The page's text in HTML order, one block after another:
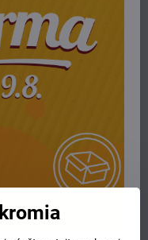
Nigella Sativa Seed Oil,
Regia Oil, Sesame
Inophyllum Oil,
Seed Extract,
Oil, Tocopherol,
Wood Oil,
Leaf Oil, (Geraniol, D-
Citronellol, Benzyl